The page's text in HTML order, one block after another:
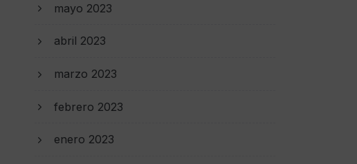
mayo 2023
abril 2023
marzo 2023
febrero 2023
enero 2023